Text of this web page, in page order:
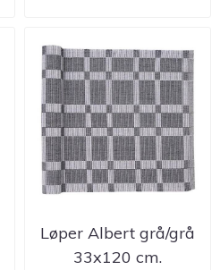
Løper Albert grå/grå
33x120 cm.